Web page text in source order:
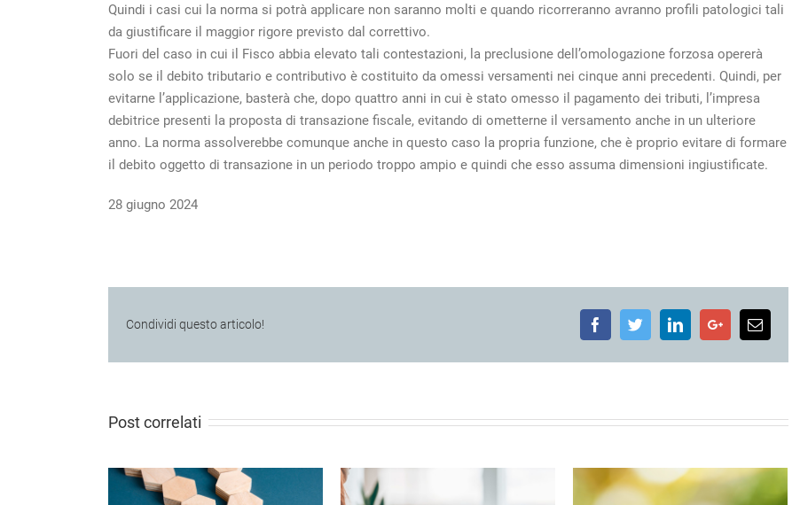
Quindi i casi cui la norma si potrà applicare non saranno molti e quando ricorreranno avranno profili patologici tali
da giustificare il maggior rigore previsto dal correttivo.
Fuori del caso in cui il Fisco abbia elevato tali contestazioni, la preclusione dell’omologazione forzosa opererà
solo se il debito tributario e contributivo è costituito da omessi versamenti nei cinque anni precedenti. Quindi, per
evitarne l’applicazione, basterà che, dopo quattro anni in cui è stato omesso il pagamento dei tributi, l’impresa
debitrice presenti la proposta di transazione fiscale, evitando di ometterne il versamento anche in un ulteriore
anno. La norma assolverebbe comunque anche in questo caso la propria funzione, che è proprio evitare di formare
il debito oggetto di transazione in un periodo troppo ampio e quindi che esso assuma dimensioni ingiustificate.
28 giugno 2024
Condividi questo articolo! FacebookTwitterLinkedInGoogle+Email
Post correlati